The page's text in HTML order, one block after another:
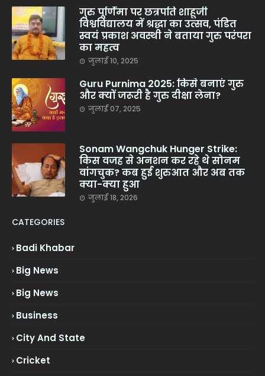
गुरु पूर्णिमा पर छत्रपति शाहूजी
विश्वविद्यालय में श्रद्धा का उत्सव, पंडित
स्वयं प्रकाश अवस्थी ने बताया गुरु परंपरा
का महत्व
जुलाई 10, 2025
Guru Purnima 2025: किसे बनाएं गुरु
और क्यों जरूरी है गुरु दीक्षा लेना?
जुलाई 07, 2025
Sonam Wangchuk Hunger Strike:
किस वजह से अनशन कर रहे थे सोनम
वांगचुक? कब हुई शुरुआत और अब तक
क्या-क्या हुआ
जुलाई 18, 2026
CATEGORIES
Badi Khabar
Big News
Big News
Business
City And State
Cricket